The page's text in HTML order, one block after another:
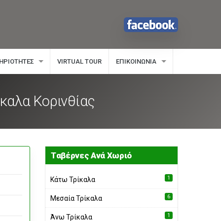
VIRTUAL TOUR ΕΠΙΚΟΙΝΩΝΊΑ
Κορινθίας
Tαβέρνες Ανά Χωριό
Κάτω Τρίκαλα 1
Μεσαία Τρίκαλα 6
Άνω Τρίκαλα 1